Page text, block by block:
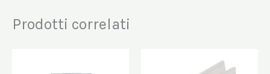
Prodotti correlati